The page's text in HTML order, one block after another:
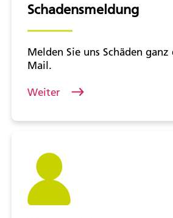
Schadensmeldung
Melden Sie uns Schäden
Mail.
Weiter